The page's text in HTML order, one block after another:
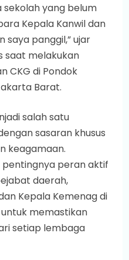
sekolah yang belum
Kepala Kanwil dan
saya panggil,” ujar
saat melakukan
CKG di Pondok
Barat.
salah satu
sasaran khusus
keagamaan.
pentingnya peran aktif
daerah,
Kepala Kemenag di
memastikan
setiap lembaga